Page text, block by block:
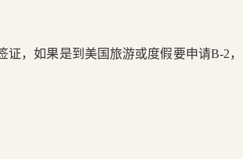
，如果是到美国旅游或度假要申请B-2，